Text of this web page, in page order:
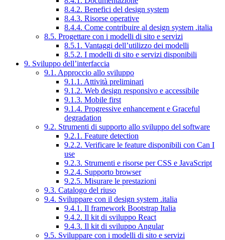
8.4.2. Benefici del design system
8.4.3. Risorse operative
8.4.4. Come contribuire al design system .italia
8.5. Progettare con i modelli di sito e servizi
8.5.1. Vantaggi dell’utilizzo dei modelli
8.5.2. I modelli di sito e servizi disponibili
9. Sviluppo dell’interfaccia
9.1. Approccio allo sviluppo
9.1.1. Attività preliminari
9.1.2. Web design responsivo e accessibile
9.1.3. Mobile first
9.1.4. Progressive enhancement e Graceful
degradation
9.2. Strumenti di supporto allo sviluppo del software
9.2.1. Feature detection
9.2.2. Verificare le feature disponibili con Can I
use
9.2.3. Strumenti e risorse per CSS e JavaScript
9.2.4. Supporto browser
9.2.5. Misurare le prestazioni
9.3. Catalogo del riuso
9.4. Sviluppare con il design system .italia
9.4.1. Il framework Bootstrap Italia
9.4.2. Il kit di sviluppo React
9.4.3. Il kit di sviluppo Angular
9.5. Sviluppare con i modelli di sito e servizi